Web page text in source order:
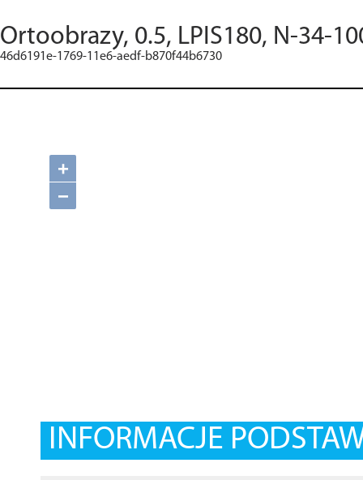
Ortoobrazy, 0.5, LPIS180, N-34-
46d6191e-1769-11e6-aedf-b870f44b6730
+
−
INFORMACJE